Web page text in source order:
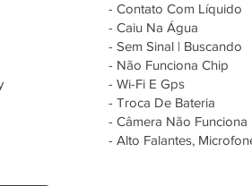
- Contato Com Líquido
- Caiu Na Água
- Sem Sinal | Buscando
- Não Funciona Chip
- Wi-Fi E Gps
- Troca De Bateria
- Câmera Não Funciona
- Alto Falantes,